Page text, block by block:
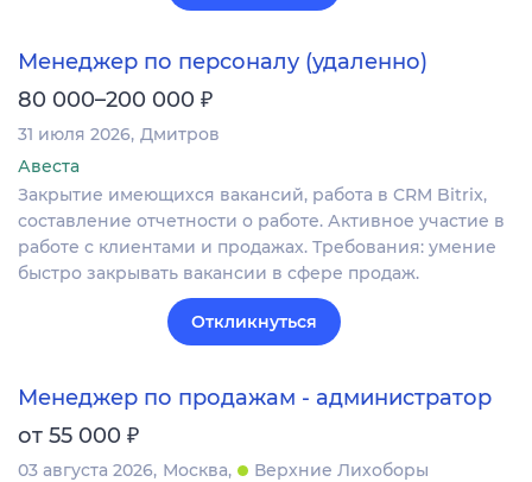
Менеджер по персоналу (удаленно)
80 000–200 000 ₽
31 июля 2026 Дмитров
Авеста
Закрытие имеющихся вакансий, работа в CRM Bitrix,
составление отчетности о работе. Активное участие в
работе с клиентами и продажах. Требования: умение
быстро закрывать вакансии в сфере продаж.
Откликнуться
Менеджер по продажам - администратор
от 55 000 ₽
03 августа 2026 Москва
Верхние Лихоборы